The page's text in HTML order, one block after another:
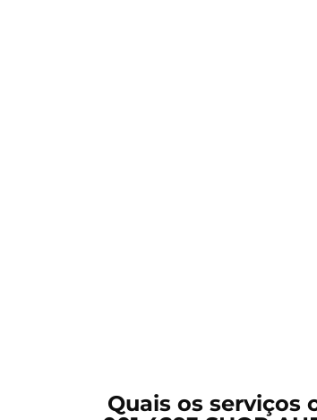
Quais os serviços